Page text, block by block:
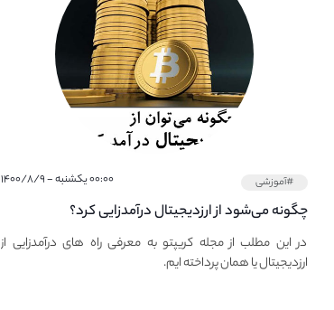
#آموزشی ۰۰:۰۰ یکشنبه - ۱۴۰۰/۸/۹
چگونه می‌شود از ارزدیجیتال درآمدزایی کرد؟
در این مطلب از مجله کریپتو به معرفی راه های درآمدزایی از
ارزدیجیتال یا همان پرداخته ایم.